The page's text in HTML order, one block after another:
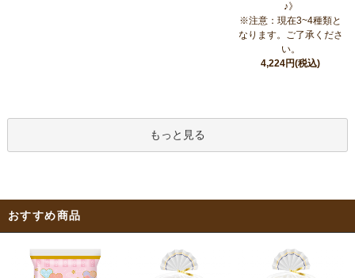
♪》
※注意：現在3~4種類と
なります。ご了承くださ
い。
4,224円(税込)
もっと見る
おすすめ商品